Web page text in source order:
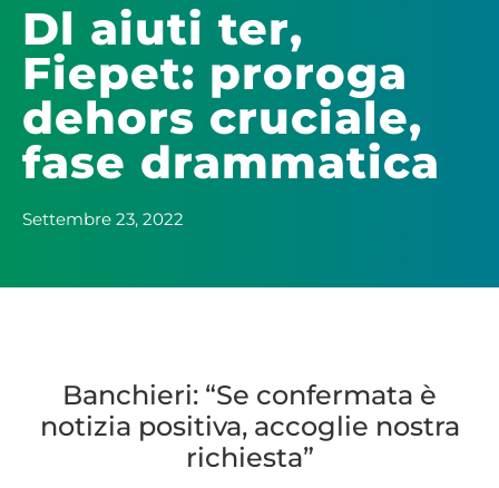
Dl aiuti ter,
Fiepet: proroga
dehors cruciale,
fase drammatica
Settembre 23, 2022
Banchieri: “Se confermata è
notizia positiva, accoglie nostra
richiesta”